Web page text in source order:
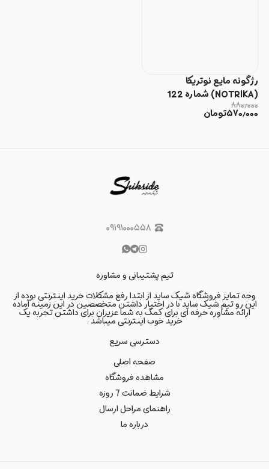
رژگونه مایع نوتریکا
(NOTRIKA) شماره 122
۸۸۰٫۰۰۰
۵۷۰٫۰۰۰تومان
۰۹۱۹۱۰۰۰۵۵۸
تیم پشتیبانی و مشاوره
وجه تمایز فروشگاه شیک ساید از ابتدا رفع مشکلات خرید اینترنتی بوده از
این رو تیم شیک ساید با در اختیار داشتن متخصصین در این زمینه آماده
ارائه مشاوره حرفه ای برای کمک به شما عزیزان برای داشتن تجربه یک
خرید خوب اینترنتی میباشد .
دسترسی سریع
صفحه اصلی
مشاهده فروشگاه
شرایط ضمانت 7 روزه
راهنمای مراحل ارسال
درباره ما